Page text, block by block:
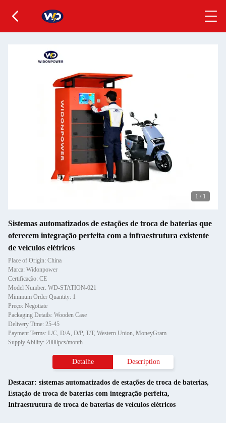
1 / 1
Sistemas automatizados de estações de troca de baterias que
oferecem integração perfeita com a infraestrutura existente
de veículos elétricos
Place of Origin: China
Marca: Widonpower
Certificação: CE
Model Number: WD-STATION-021
Minimum Order Quantity: 1
Preço: Negotiate
Packaging Details: Wooden Case
Delivery Time: 25-45
Payment Terms: L/C, D/A, D/P, T/T, Western Union, MoneyGram
Supply Ability: 2000pcs/month
Detalhe Description
Destacar: sistemas automatizados de estações de troca de baterias,
Estação de troca de baterias com integração perfeita,
Infraestrutura de troca de baterias de veículos elétricos